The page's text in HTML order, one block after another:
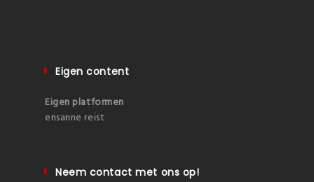
Eigen content
Eigen platformen
ensanne reist
Neem contact met ons op!